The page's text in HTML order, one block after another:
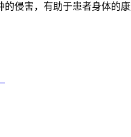
害，有助于患者身体的康